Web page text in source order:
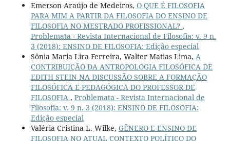
Emerson Araújo de Medeiros, O QUE É FILOSOFIA
PARA MIM A PARTIR DA FILOSOFIA DO ENSINO DE
FILOSOFIA NO MESTRADO PROFISSIONAL? ,
Problemata - Revista Internacional de Filosofia: v. 9 n.
3 (2018): ENSINO DE FILOSOFIA: Edição especial
Sônia Maria Lira Ferreira, Walter Matias Lima, A
CONTRIBUIÇÃO DA ANTROPOLOGIA FILOSÓFICA DE
EDITH STEIN NA DISCUSSÃO SOBRE A FORMAÇÃO
FILOSÓFICA E PEDAGÓGICA DO PROFESSOR DE
FILOSOFIA , Problemata - Revista Internacional de
Filosofia: v. 9 n. 3 (2018): ENSINO DE FILOSOFIA:
Edição especial
Valéria Cristina L. Wilke, GÊNERO E ENSINO DE
FILOSOFIA NO ATUAL CONTEXTO POLÍTICO DO